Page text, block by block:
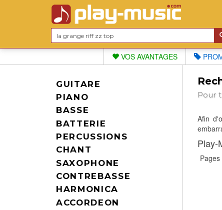
VOS AVANTAGES
GUITARE
PIANO
BASSE
BATTERIE
PERCUSSIONS
CHANT
SAXOPHONE
CONTREBASSE
HARMONICA
ACCORDEON
Pour
Afin
Play-
Pages